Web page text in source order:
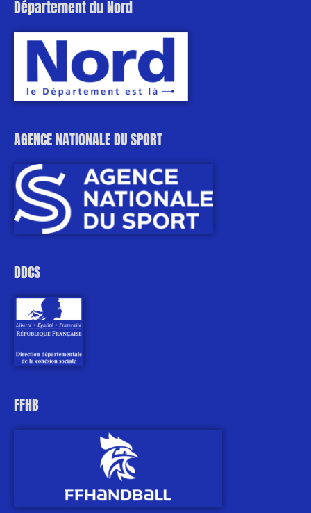
Département du Nord
AGENCE NATIONALE DU SPORT
DDCS
FFHB